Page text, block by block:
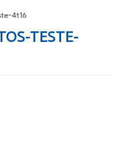
Capitais
4t16
TESTE-